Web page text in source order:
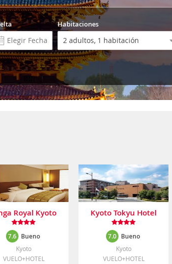
Habitaciones
Royal Kyoto
7.6 Bueno
Kyoto
VUELO+HOTEL
Kyoto Tokyu Hotel
7.0 Bueno
Kyoto
VUELO+HOTEL